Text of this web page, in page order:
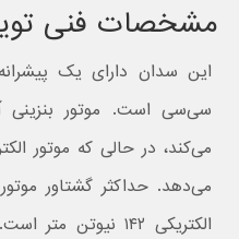
مشخصات فنی تویوتا
الکتریکی ۱۴۲